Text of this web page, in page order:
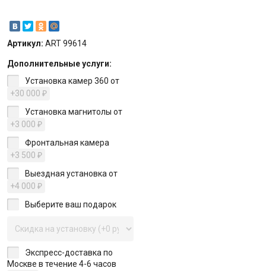
Артикул: ART 99614
Дополнительные услуги:
Установка камер 360 от
+30 000 ₽
Установка магнитолы от
+3 000 ₽
Фронтальная камера
+3 500 ₽
Выездная установка от
+4 000 ₽
Выберите ваш подарок
Экспресс-доставка по
Москве в течение 4-6 часов